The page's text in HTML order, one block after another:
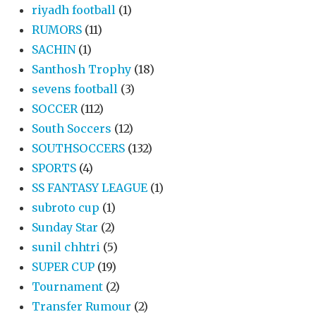
riyadh football (1)
RUMORS (11)
SACHIN (1)
Santhosh Trophy (18)
sevens football (3)
SOCCER (112)
South Soccers (12)
SOUTHSOCCERS (132)
SPORTS (4)
SS FANTASY LEAGUE (1)
subroto cup (1)
Sunday Star (2)
sunil chhtri (5)
SUPER CUP (19)
Tournament (2)
Transfer Rumour (2)